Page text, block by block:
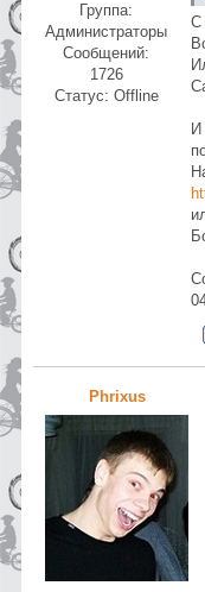
Группа:
Администраторы
Сообщений:
1726
Статус: Offline
C
И
Phrixus